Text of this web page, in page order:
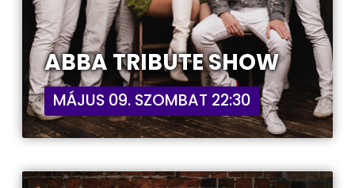
ABBA TRIBUTE SHOW
MÁJUS 09. SZOMBAT 22:30